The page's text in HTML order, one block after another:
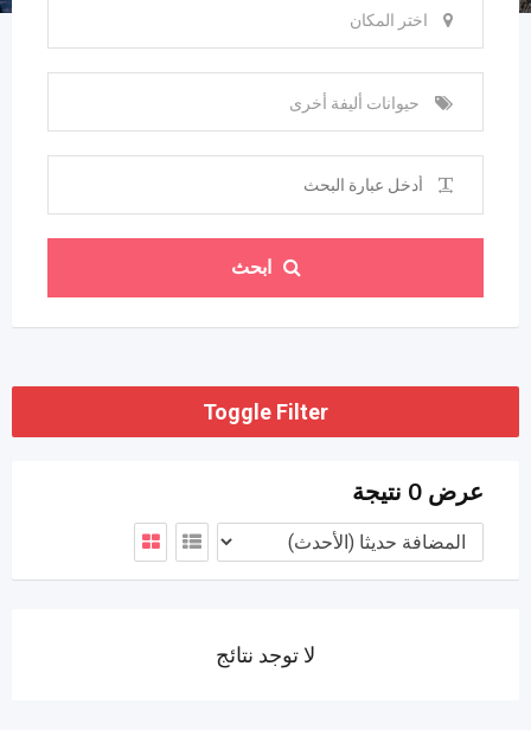
اختر المكان
حيوانات أليفة أخرى
ابحث
Toggle Filter
عرض 0 نتيجة
لا توجد نتائج